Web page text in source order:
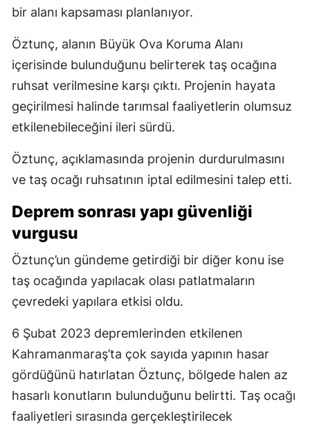
bir alanı kapsaması planlanıyor.
Öztunç, alanın Büyük Ova Koruma Alanı
içerisinde bulunduğunu belirterek taş ocağına
ruhsat verilmesine karşı çıktı. Projenin hayata
geçirilmesi halinde tarımsal faaliyetlerin olumsuz
etkilenebileceğini ileri sürdü.
Öztunç, açıklamasında projenin durdurulmasını
ve taş ocağı ruhsatının iptal edilmesini talep etti.
Deprem sonrası yapı güvenliği
vurgusu
Öztunç’un gündeme getirdiği bir diğer konu ise
taş ocağında yapılacak olası patlatmaların
çevredeki yapılara etkisi oldu.
6 Şubat 2023 depremlerinden etkilenen
Kahramanmaraş’ta çok sayıda yapının hasar
gördüğünü hatırlatan Öztunç, bölgede halen az
hasarlı konutların bulunduğunu belirtti. Taş ocağı
faaliyetleri sırasında gerçekleştirilecek